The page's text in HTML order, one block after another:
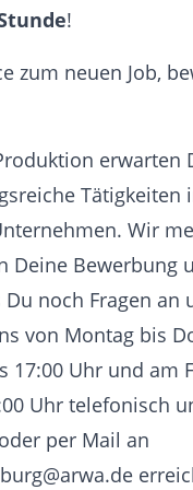
!
zum neuen Job,
erwarten
Tätigkeiten
Wir
Deine Bewerbung
noch Fragen an
von Montag bis
17:00 Uhr und am
Uhr telefonisch
per Mail an